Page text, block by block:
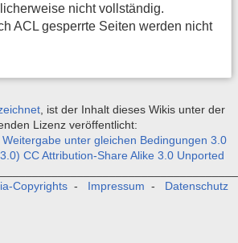
nicht vollständig.
ACL gesperrte Seiten werden nicht
, ist der Inhalt dieses Wikis unter der
Lizenz veröffentlicht:
unter gleichen Bedingungen 3.0
CC Attribution-Share Alike 3.0 Unported
Copyrights - Impressum - Datenschutz